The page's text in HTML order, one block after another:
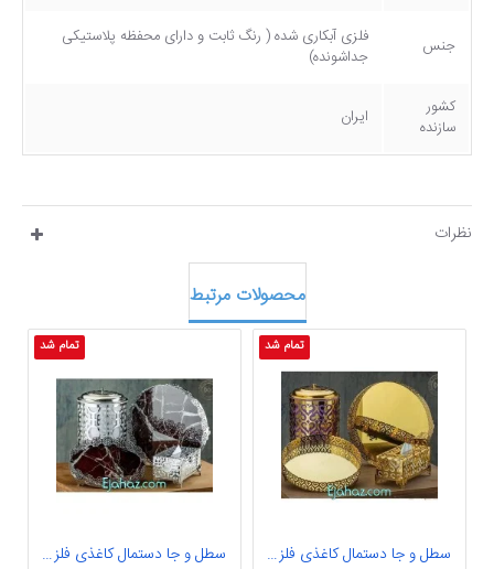
جنس
فلزی آبکاری شده ( رنگ ثابت و دارای محفظه پلاستیکی
جداشونده)
کشور
سازنده
ایران
نظرات
محصولات مرتبط
تمام شد
سطل و جا دستمال کاغذی فلزی کد 03
تمام شد
سطل و جا دستمال کاغذی فلزی کد 04